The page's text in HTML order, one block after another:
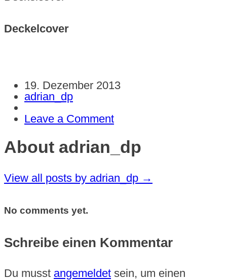
Deckelcover
19. Dezember 2013
adrian_dp
Leave a Comment
About adrian_dp
View all posts by adrian_dp →
No comments yet.
Schreibe einen Kommentar
Du musst angemeldet sein, um einen